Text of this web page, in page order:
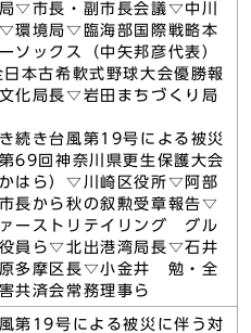
▽市長・副市長会議▽中川
環境局▽臨海部国際戦略本
ソックス（中矢邦彦代表）
本古希軟式野球大会優勝報
化局長▽岩田まちづくり局
続き台風第19号による被災
69回神奈川県更生保護大会
かはら）▽川崎区役所▽阿部
長から秋の叙勲受章報告▽
ーストリテイリング グル
員ら▽北出港湾局長▽石井
多摩区長▽小金井 勉・全
共済会常務理事ら
第19号による被災に伴う対